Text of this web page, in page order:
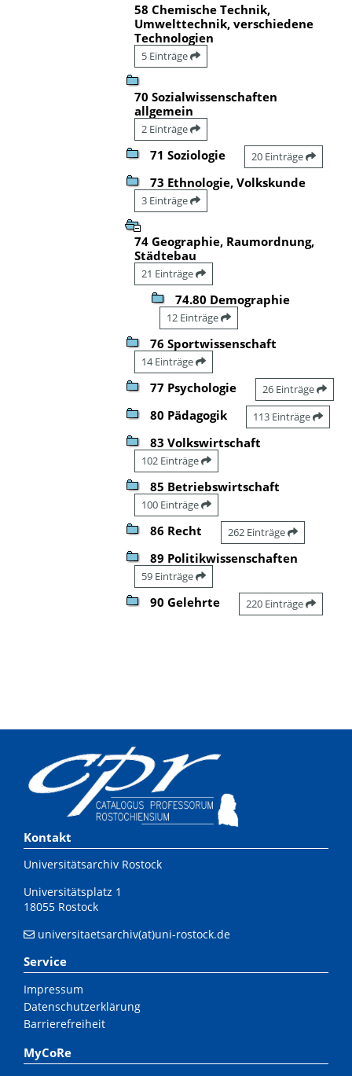
58 Chemische Technik,
Umwelttechnik, verschiedene
Technologien
5 Einträge
70 Sozialwissenschaften
allgemein
2 Einträge
71 Soziologie 20 Einträge
73 Ethnologie, Volkskunde
3 Einträge
74 Geographie, Raumordnung,
Städtebau
21 Einträge
74.80 Demographie
12 Einträge
76 Sportwissenschaft
14 Einträge
77 Psychologie 26 Einträge
80 Pädagogik 113 Einträge
83 Volkswirtschaft
102 Einträge
85 Betriebswirtschaft
100 Einträge
86 Recht 262 Einträge
89 Politikwissenschaften
59 Einträge
90 Gelehrte 220 Einträge
Kontakt
Universitätsarchiv Rostock
Universitätsplatz 1
18055 Rostock
universitaetsarchiv(at)uni-rostock.de
Service
Impressum
Datenschutzerklärung
Barrierefreiheit
MyCoRe